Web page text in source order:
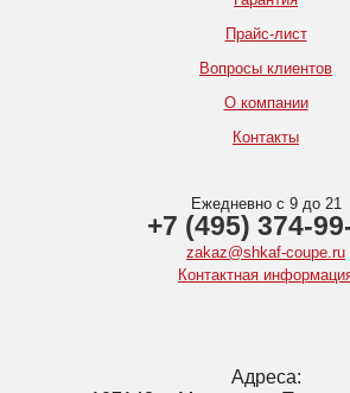
Прайс-лист
Вопросы клиентов
О компании
Контакты
Ежедневно с 9 до 21
+7 (495) 374-
zakaz@shkaf-coupe.ru
Контактная
Адреса: